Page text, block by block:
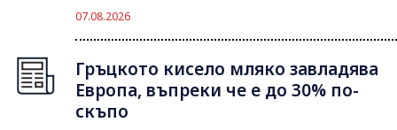
07.08.2026
Гръцкото кисело мляко завладява
Европа, въпреки че е до 30% по-
скъпо